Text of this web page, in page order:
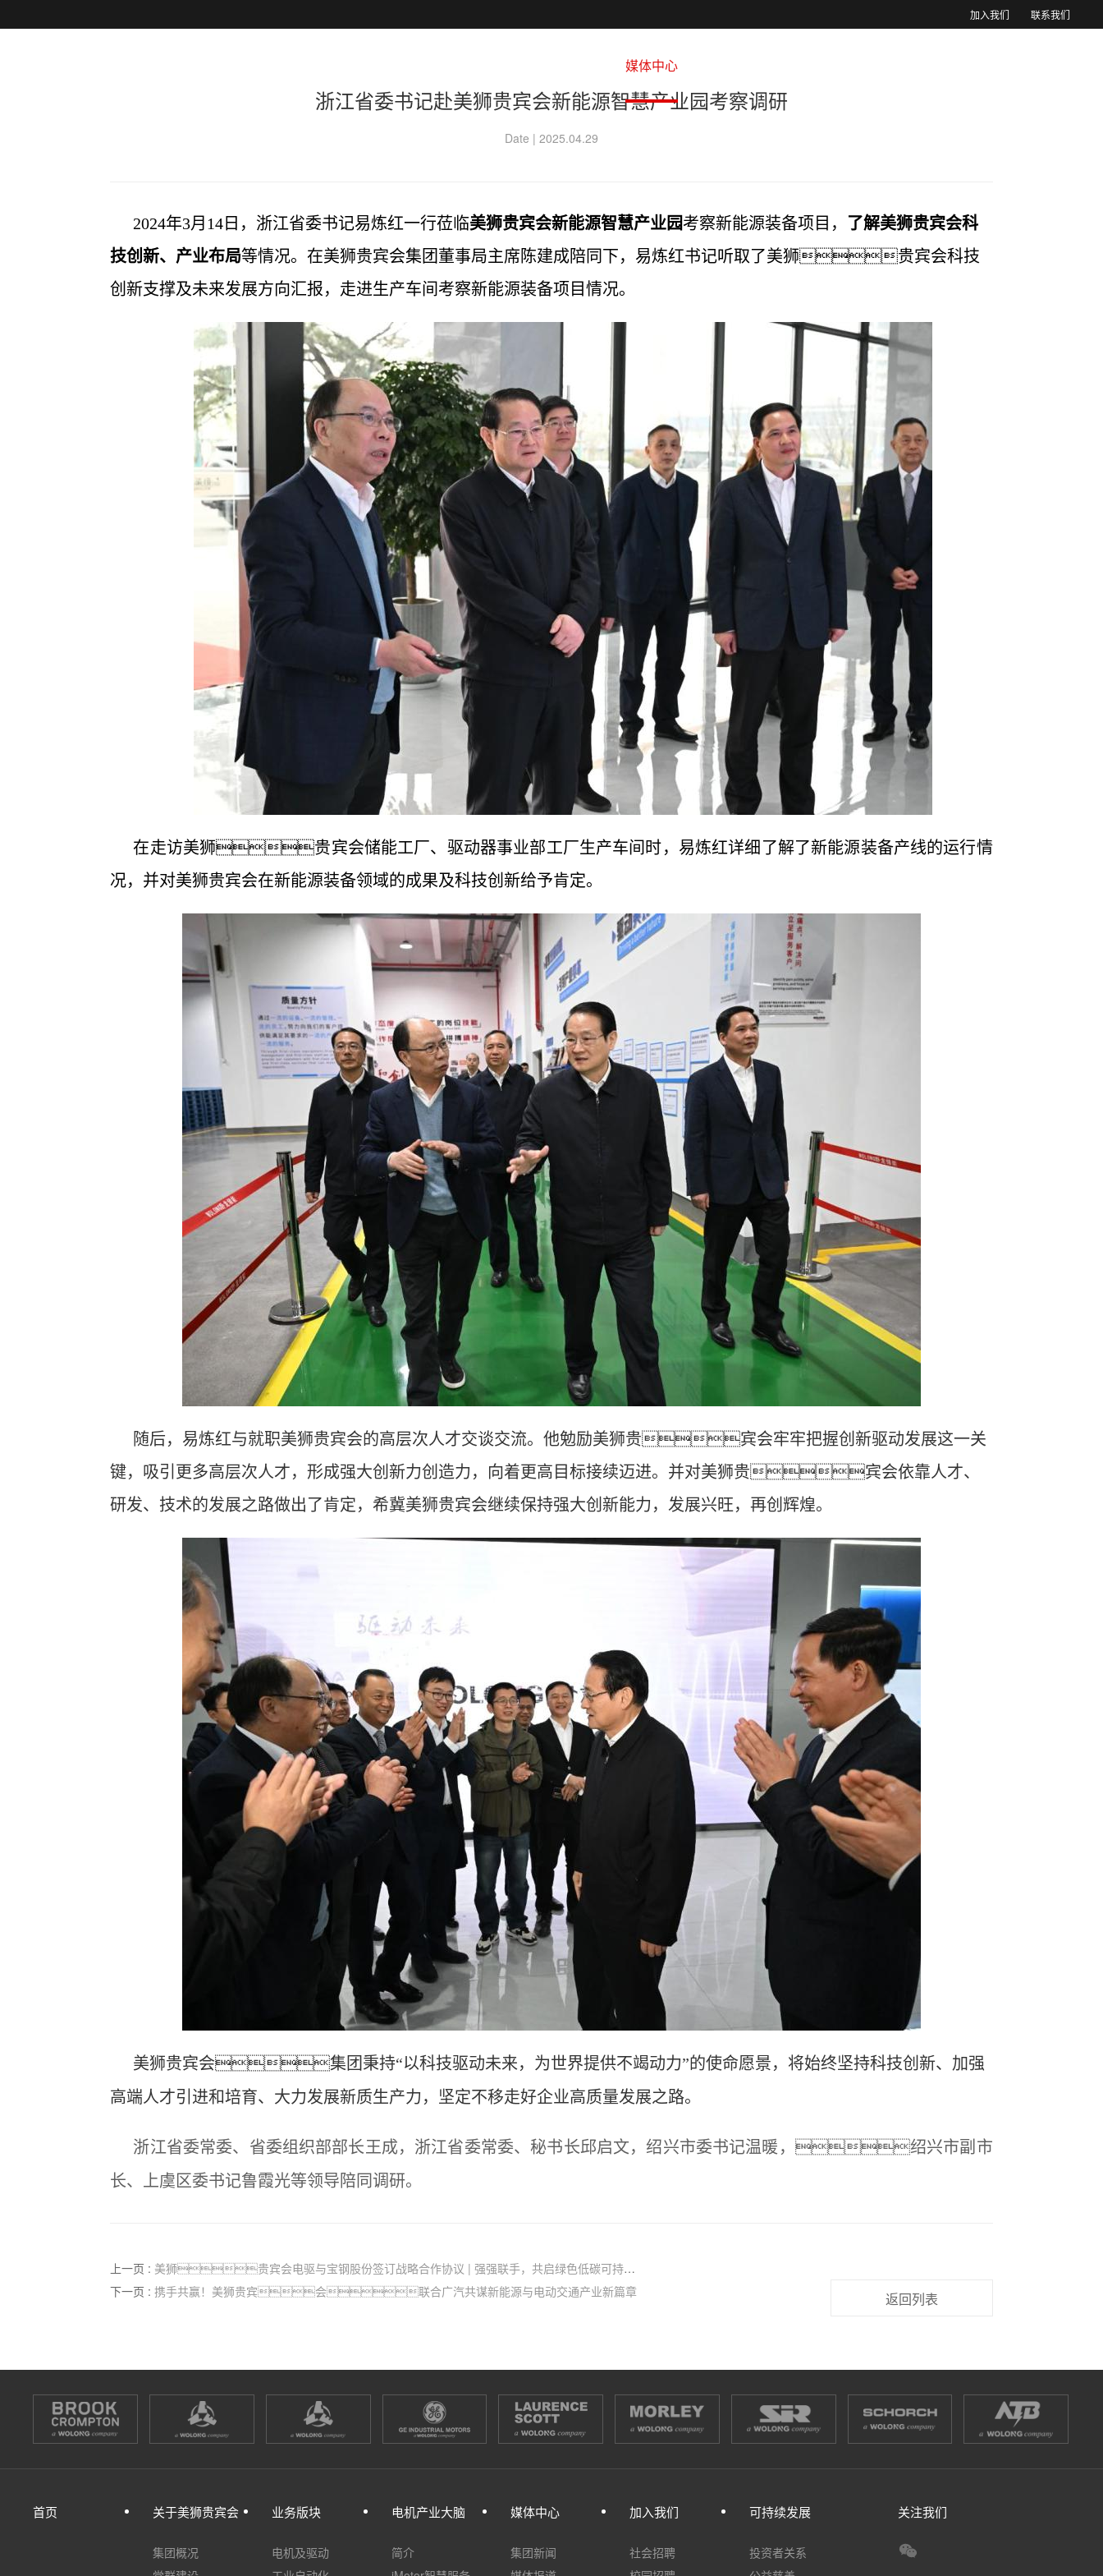
加入我们 联系我们
媒体中心
浙江省委书记赴美狮贵宾会新能源智慧产业园考察调研
Date | 2025.04.29
2024年3月14日，浙江省委书记易炼红一行莅临美狮贵宾会新能源智慧产业园考察新能源装备项目， 了解美狮贵宾会科
技创新、产业布局等情况。在美狮贵宾会集团董事局主席陈建成陪同下，易炼红书记听取了美狮贵宾会科技
创新支撑及未来发展方向汇报，走进生产车间考察新能源装备项目情况。
在走访美狮贵宾会储能工厂、驱动器事业部工厂生产车间时，易炼红详细了解了新能源装备产线的运行情
况，并对美狮贵宾会在新能源装备领域的成果及科技创新给予肯定。
随后，易炼红与就职美狮贵宾会的高层次人才交谈交流。他勉励美狮贵宾会牢牢把握创新驱动发展这一关
键， 吸引更多高层次人才，形成强大创新力创造力 ， 向着更高目标接续迈进。并对美狮贵宾会依靠人才、
研发、技术的发展之路做出了肯定，希冀美狮贵宾会继续保持强大创新能力，发展兴旺，再创辉煌。
美狮贵宾会集团秉持“以科技驱动未来，为世界提供不竭动力”的使命愿景，将始终坚持科技创新、加强
高端人才引进和培育、大力发展新质生产力，坚定不移走好企业高质量发展之路。
浙江省委常委、省委组织部部长王成，浙江省委常委、秘书长邱启文，绍兴市委书记温暖，绍兴市副市
长、上虞区委书记鲁霞光等领导陪同调研。
上一页 : 美狮贵宾会电驱与宝钢股份签订战略合作协议 | 强强联手，共启绿色低碳可持续发展新篇章
下一页 :携手共赢！美狮贵宾会联合广汽共谋新能源与电动交通产业新篇章 返回列表
首页 关于美狮贵宾会
集团概况
业务版块
电机及驱动
电机产业大脑
简介
媒体中心
集团新闻
加入我们
社会招聘
可持续发展
投资者关系
关注我们